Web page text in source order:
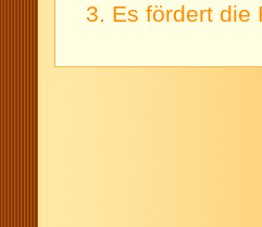
3. Es fördert die